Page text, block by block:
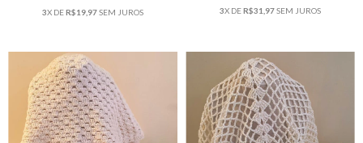
3X DER$19,97SEM JUROS 3X DER$31,97SEM JUROS